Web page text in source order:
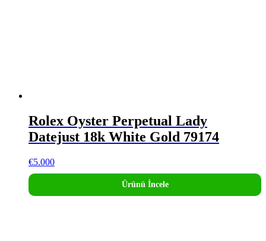
Rolex Oyster Perpetual Lady
Datejust 18k White Gold 79174
€5.000
Ürünü İncele